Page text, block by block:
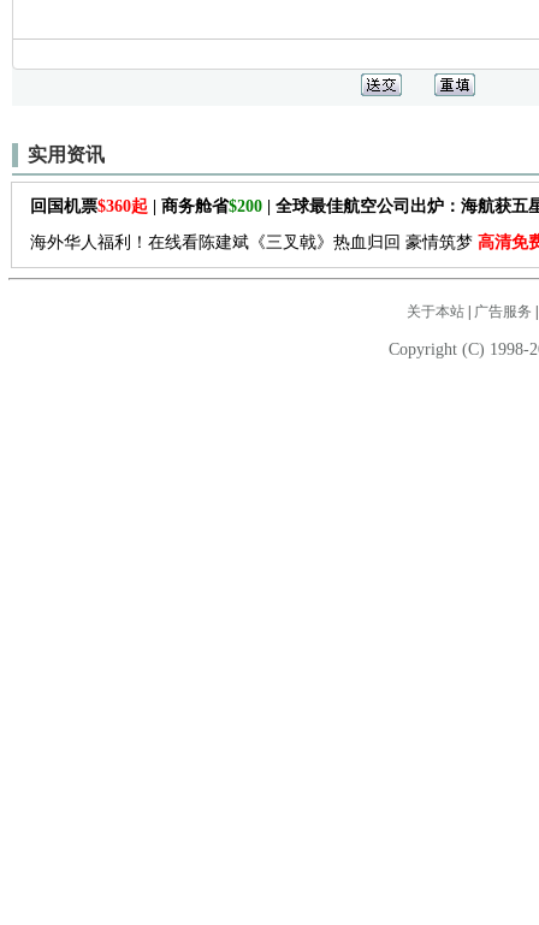
实用资讯
回国机票$360起 | 商务舱省$200 | 全球最佳航空公司出炉：海航获五
海外华人福利！在线看陈建斌《三叉戟》热血归回 豪情筑梦 高清免
关于本站| 广告服务
Copyright (C) 1998-